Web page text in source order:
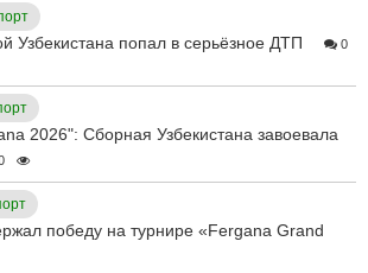
Узбекистана попал в серьёзное ДТП 0
2026": Сборная Узбекистана завоевала
победу на турнире «Fergana Grand